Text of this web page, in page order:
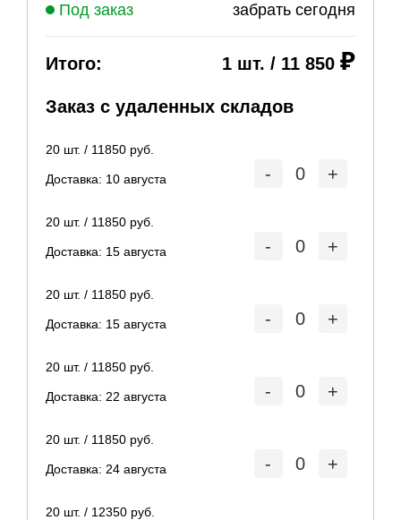
Под заказ забрать сегодня
Итого: 1 шт. / 11 850
Заказ с удаленных складов
20 шт. / 11850 руб.
Доставка: 10 августа - 0 +
20 шт. / 11850 руб.
Доставка: 15 августа - 0 +
20 шт. / 11850 руб.
Доставка: 15 августа - 0 +
20 шт. / 11850 руб.
Доставка: 22 августа - 0 +
20 шт. / 11850 руб.
Доставка: 24 августа - 0 +
20 шт. / 12350 руб.